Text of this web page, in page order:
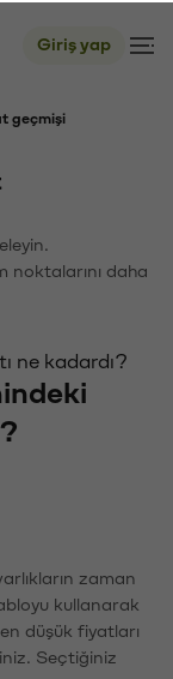
Giriş yap
geçmişi
noktalarını daha
ne kadardı?
zaman
kullanarak
düşük fiyatları
Seçtiğiniz